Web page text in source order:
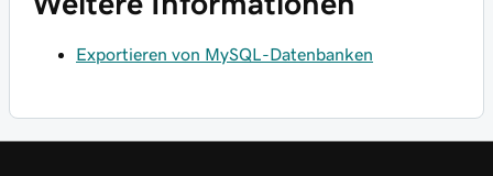
Exportieren von MySQL-Datenbanken